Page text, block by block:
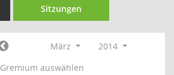
Sitzungen
März
2014
Gremium auswählen